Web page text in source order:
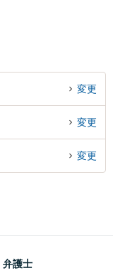
変更
変更
変更
弁護士